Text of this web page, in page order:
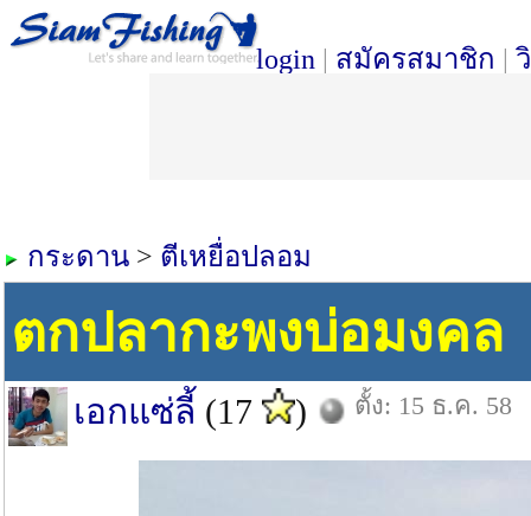
login | สมัครสมาชิก |
กระดาน > ตีเหยื่อปลอม
ตกปลากะพงบ่อมงคล
เอกแซ่ลี้ (17 ) ตั้ง: 15 ธ.ค. 58